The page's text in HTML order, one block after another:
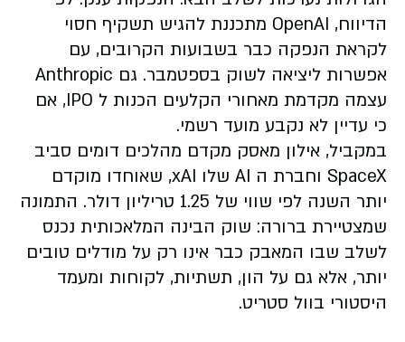
הדיווח, OpenAI מתכננת להגיש תשקיף חסוי
לקראת הנפקה כבר בשבועות הקרובים, עם
אפשרות ליציאה לשוק בספטמבר. גם Anthropic
עצמה מקדמת מאחורי הקלעים הכנות ל IPO, אם
כי עדיין לא נקבע מועד רשמי.
במקביל, אילון מאסק מקדם מהלכים דומים סביב
SpaceX וחברת ה AI שלו xAI, שאוחדו מוקדם
יותר השנה לפי שווי של 1.25 טריליון דולר. התמונה
שמצטיירת ברורה: שוק הבינה המלאכותית נכנס
לשלב שבו המאבק כבר אינו רק על מודלים טובים
יותר, אלא גם על הון, תשתיות, לקוחות ומעמד
היסטורי בוול סטריט.